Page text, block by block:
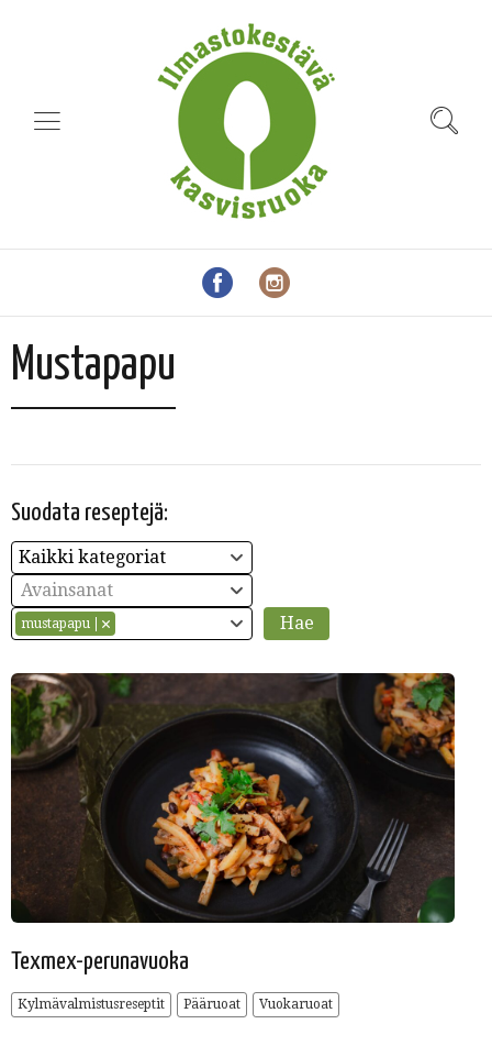
Mustapapu
Suodata reseptejä:
Kaikki kategoriat
Avainsanat
mustapapu
Texmex-perunavuoka
Kylmävalmistusreseptit Pääruoat Vuokaruoat